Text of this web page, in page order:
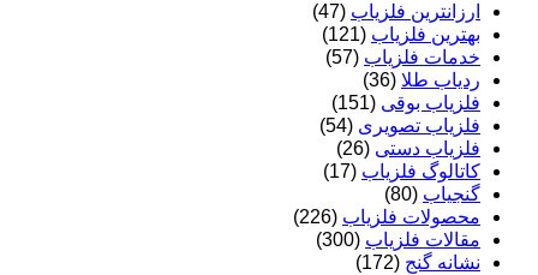
ارزانترین فلزیاب (47)
بهترین فلزیاب (121)
خدمات فلزیاب (57)
ردیاب طلا (36)
فلزیاب بوقی (151)
فلزیاب تصویری (54)
فلزیاب دستی (26)
کاتالوگ فلزیاب (17)
گنجیاب (80)
محصولات فلزیاب (226)
مقالات فلزیاب (300)
نشانه گنج (172)